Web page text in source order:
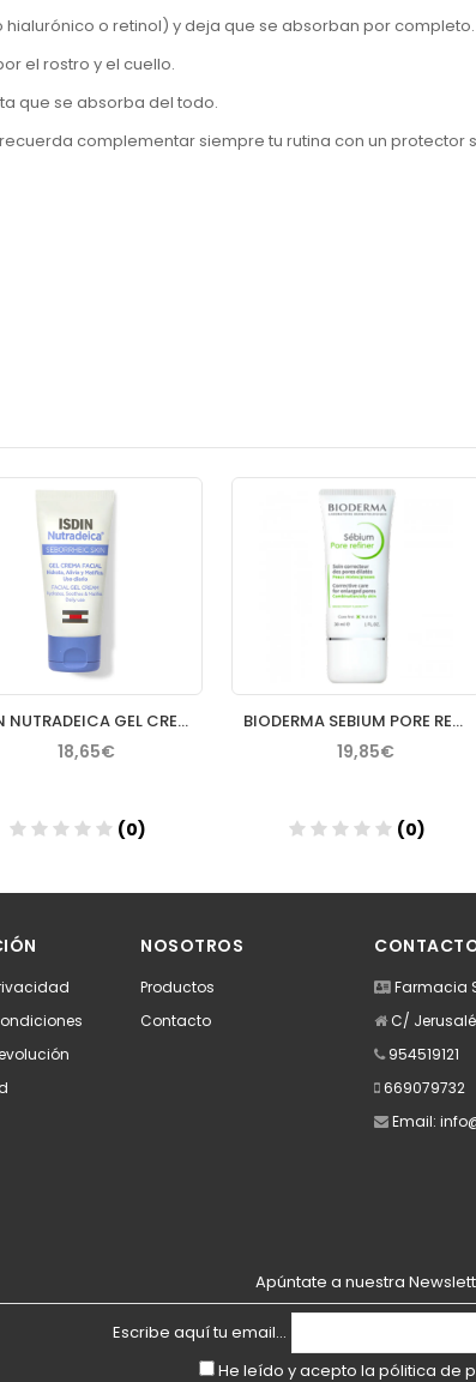
o retinol) y deja que se absorban por completo.
el rostro y el cuello.
que se absorba del todo.
complementar siempre tu rutina con un protector
ISDIN NUTRADEICA GEL CREMA FACIAL PIEL SEBORREICA 50 ML
18,65€
(0)
BIODERMA SEBIUM PORE REFINER 30 ML
19,85€
(0)
NOSOTROS
Productos
Contacto
Farmacia
C/
954519121
669079732
Email:
Apúntate a nuestra
Escribe aquí tu email...
He leído y acepto la pólitica de